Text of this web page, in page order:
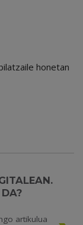
honetan
artikulua